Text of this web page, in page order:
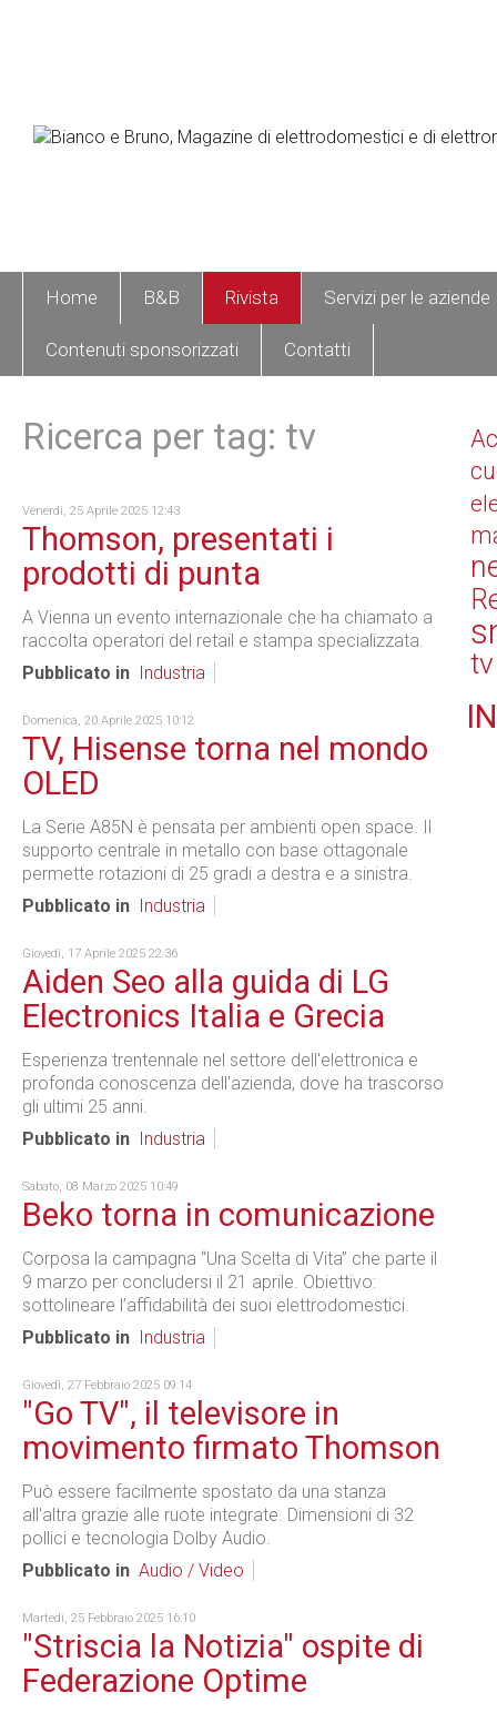
Home B&B Rivista Servizi per le aziende
Contenuti sponsorizzati Contatti
Ricerca per tag: tv
Venerdì, 25 Aprile 2025 12:43
Thomson, presentati i
prodotti di punta
A Vienna un evento internazionale che ha chiamato a
raccolta operatori del retail e stampa specializzata.
Pubblicato in
Industria
Domenica, 20 Aprile 2025 10:12
TV, Hisense torna nel mondo
OLED
La Serie A85N è pensata per ambienti open space. Il
supporto centrale in metallo con base ottagonale
permette rotazioni di 25 gradi a destra e a sinistra.
Pubblicato in
Industria
Giovedì, 17 Aprile 2025 22:36
Aiden Seo alla guida di LG
Electronics Italia e Grecia
Esperienza trentennale nel settore dell'elettronica e
profonda conoscenza dell'azienda, dove ha trascorso
gli ultimi 25 anni.
Pubblicato in
Industria
Sabato, 08 Marzo 2025 10:49
Beko torna in comunicazione
Corposa la campagna “Una Scelta di Vita” che parte il
9 marzo per concludersi il 21 aprile. Obiettivo:
sottolineare l’affidabilità dei suoi elettrodomestici.
Pubblicato in
Industria
Giovedì, 27 Febbraio 2025 09:14
"Go TV", il televisore in
movimento firmato Thomson
Può essere facilmente spostato da una stanza
all'altra grazie alle ruote integrate. Dimensioni di 32
pollici e tecnologia Dolby Audio.
Pubblicato in Audio / Video
Martedì, 25 Febbraio 2025 16:10
"Striscia la Notizia" ospite di
Federazione Optime
tv
IN